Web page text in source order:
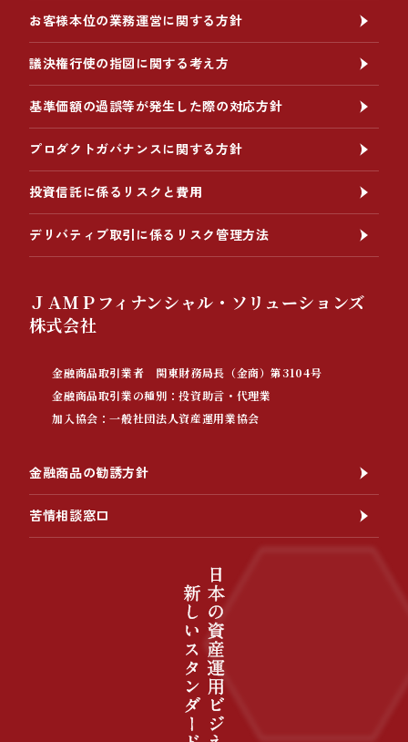
お客様本位の業務運営に関する方針
議決権行使の指図に関する考え方
基準価額の過誤等が発生した際の対応方針
プロダクトガバナンスに関する方針
投資信託に係るリスクと費用
デリバティブ取引に係るリスク管理方法
ＪＡＭＰフィナンシャル・ソリューションズ
株式会社
金融商品取引業者 関東財務局長（金商）第3104号
金融商品取引業の種別：投資助言・代理業
加入協会：一般社団法人資産運用業協会
金融商品の勧誘方針
苦情相談窓口